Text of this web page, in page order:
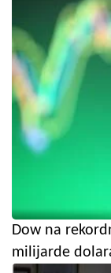
Dow na
milijarde